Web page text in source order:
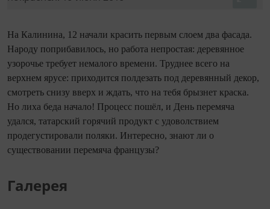
На Калинина, 12 начали красить первым слоем два фасада.
Народу поприбавилось, но работа непростая: деревянное
узорочье требует немалого времени. Труднее всего на
верхнем ярусе: приходится полдезать под деревянный декор,
смотреть снизу вверх и ждать, что на тебя брызнет краска.
Но лиха беда начало! Процесс пошёл, и День перемяча
удался, татарский горячий продукт с удоволствием
продегустировали поляки. Интересно, знают ли о
существовании перемяча французы?
Галерея